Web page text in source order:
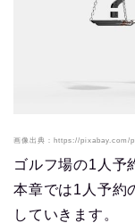
画像出典：https://
ゴルフ場の1人予
本章では1人予約
していきます。